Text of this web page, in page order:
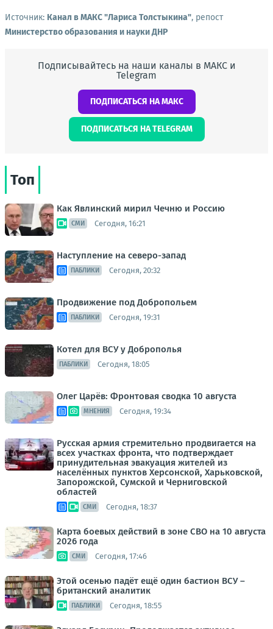
Источник: Канал в МАКС "Лариса Толстыкина", репост
Министерство образования и науки ДНР
Подписывайтесь на наши каналы в МАКС и
Telegram
ПОДПИСАТЬСЯ НА МАКС
ПОДПИСАТЬСЯ НА TELEGRAM
Топ
Как Явлинский мирил Чечню и Россию
СМИ Сегодня, 16:21
Наступление на северо-запад
ПАБЛИКИ Сегодня, 20:32
Продвижение под Добропольем
ПАБЛИКИ Сегодня, 19:31
Котел для ВСУ у Доброполья
ПАБЛИКИ Сегодня, 18:05
Олег Царёв: Фронтовая сводка 10 августа
МНЕНИЯ Сегодня, 19:34
Русская армия стремительно продвигается на
всех участках фронта, что подтверждает
принудительная эвакуация жителей из
населённых пунктов Херсонской, Харьковской,
Запорожской, Сумской и Черниговской
областей
СМИ Сегодня, 18:37
Карта боевых действий в зоне СВО на 10 августа
2026 года
СМИ Сегодня, 17:46
Этой осенью падёт ещё один бастион ВСУ –
британский аналитик
ПАБЛИКИ Сегодня, 18:55